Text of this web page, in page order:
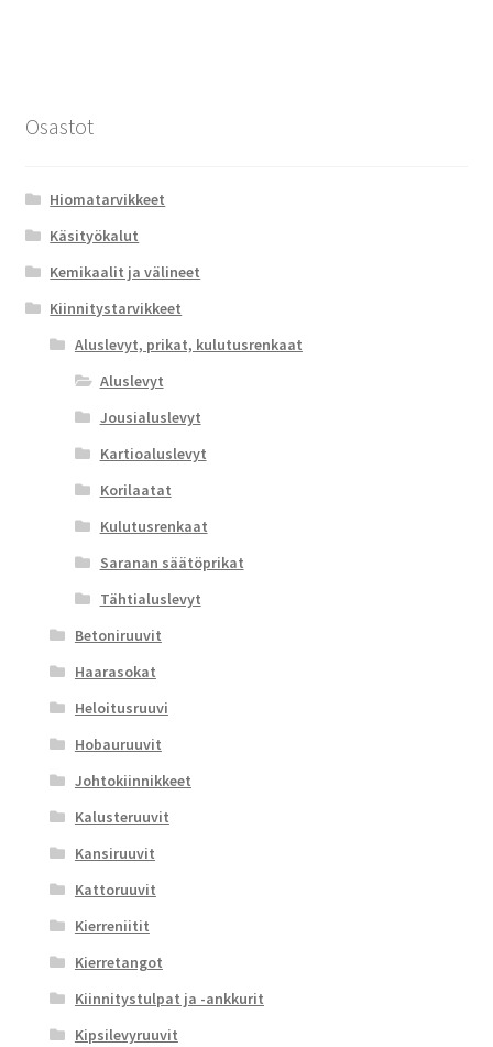
Osastot
Hiomatarvikkeet
Käsityökalut
Kemikaalit ja välineet
Kiinnitystarvikkeet
Aluslevyt, prikat, kulutusrenkaat
Aluslevyt
Jousialuslevyt
Kartioaluslevyt
Korilaatat
Kulutusrenkaat
Saranan säätöprikat
Tähtialuslevyt
Betoniruuvit
Haarasokat
Heloitusruuvi
Hobauruuvit
Johtokiinnikkeet
Kalusteruuvit
Kansiruuvit
Kattoruuvit
Kierreniitit
Kierretangot
Kiinnitystulpat ja -ankkurit
Kipsilevyruuvit